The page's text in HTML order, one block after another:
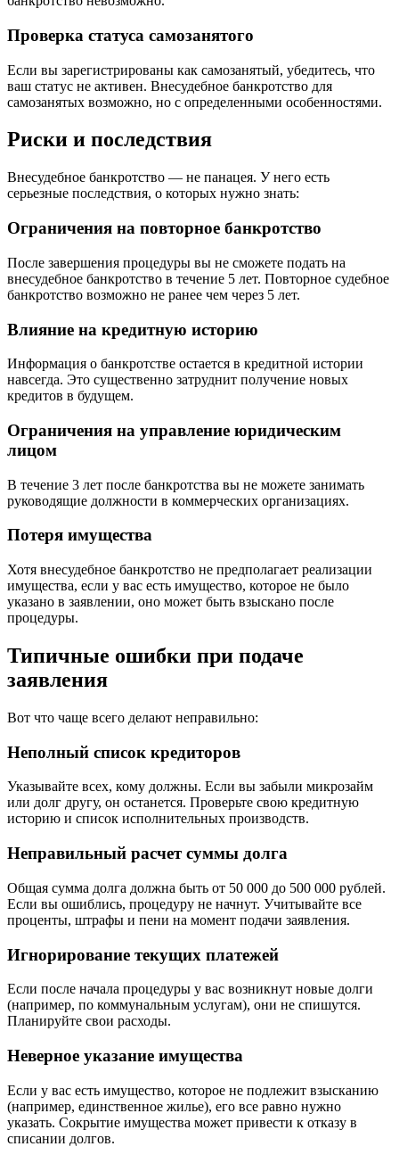
Проверка статуса самозанятого
Если вы зарегистрированы как самозанятый, убедитесь, что
ваш статус не активен. Внесудебное банкротство для
самозанятых возможно, но с определенными особенностями.
Риски и последствия
Внесудебное банкротство — не панацея. У него есть
серьезные последствия, о которых нужно знать:
Ограничения на повторное банкротство
После завершения процедуры вы не сможете подать на
внесудебное банкротство в течение 5 лет. Повторное судебное
банкротство возможно не ранее чем через 5 лет.
Влияние на кредитную историю
Информация о банкротстве остается в кредитной истории
навсегда. Это существенно затруднит получение новых
кредитов в будущем.
Ограничения на управление юридическим
лицом
В течение 3 лет после банкротства вы не можете занимать
руководящие должности в коммерческих организациях.
Потеря имущества
Хотя внесудебное банкротство не предполагает реализации
имущества, если у вас есть имущество, которое не было
указано в заявлении, оно может быть взыскано после
процедуры.
Типичные ошибки при подаче
заявления
Вот что чаще всего делают неправильно:
Неполный список кредиторов
Указывайте всех, кому должны. Если вы забыли микрозайм
или долг другу, он останется. Проверьте свою кредитную
историю и список исполнительных производств.
Неправильный расчет суммы долга
Общая сумма долга должна быть от 50 000 до 500 000 рублей.
Если вы ошиблись, процедуру не начнут. Учитывайте все
проценты, штрафы и пени на момент подачи заявления.
Игнорирование текущих платежей
Если после начала процедуры у вас возникнут новые долги
(например, по коммунальным услугам), они не спишутся.
Планируйте свои расходы.
Неверное указание имущества
Если у вас есть имущество, которое не подлежит взысканию
(например, единственное жилье), его все равно нужно
указать. Сокрытие имущества может привести к отказу в
списании долгов.